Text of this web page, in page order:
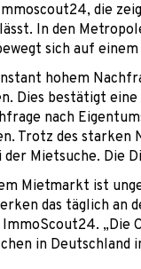
die
In den
sich auf
hohem
Dies bestätigt
nach
Trotz des
Mietsuche. Die
Mietmarkt ist
das täglich an
„Die
in Deutschland